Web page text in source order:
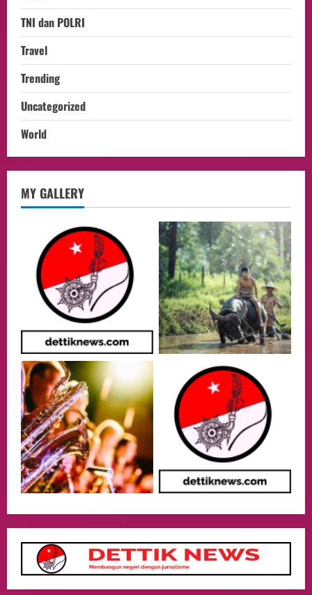
TNI dan POLRI
Travel
Trending
Uncategorized
World
MY GALLERY
Menjaga Nama Baik Bangsa
05/08/2026
3
Event
Putusan Diundur Lagi, Pernyataan
Hakim pada Sidang Sebelumnya Jadi
Sorotan
05/08/2026
4
Presiden Prabowo dan PM Thailand
Sepakat Perkuat Stabilitas ketahan
ASEAN Melalui Penguatan Kerjasama
Kedua Negara.
04/08/2026
Event
MA Tegaskan Sinergi dengan KY Harus
Jaga Integritas Peradilan Tanpa Ganggu
opini
Menteri BPLH Moh. Jumhur Hidayat
Adakan Pertemuan Dengan Delegasi 6